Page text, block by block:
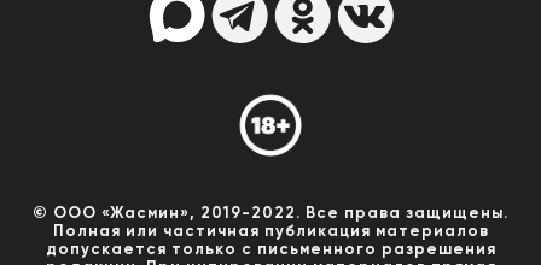
© ООО «Жасмин», 2019-2022. Все права защищены.
Полная или частичная публикация материалов
допускается только с письменного разрешения